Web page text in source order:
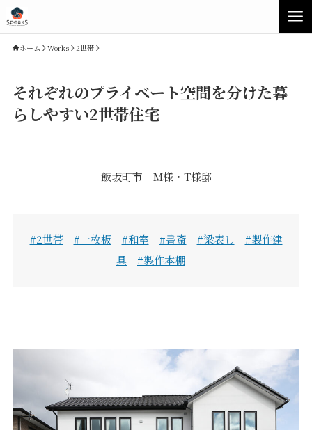
価格・プラン
間取りプラン集
Topics About
ホーム Works 2世帯
それぞれのプライベート空間を分けた暮
らしやすい2世帯住宅
飯坂町市 M様・T様邸
#2世帯 #一枚板 #和室 #書斎 #梁表し
#製作建
具
#製作本棚